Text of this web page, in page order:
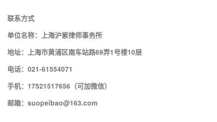
联系方式
单位名称：上海沪紫律师事务所
地址：上海市黄浦区南车站路69弄1号楼10层
电话：021-61554071
手机：17521517656（可加微信）
邮箱：suopeibao@163.com